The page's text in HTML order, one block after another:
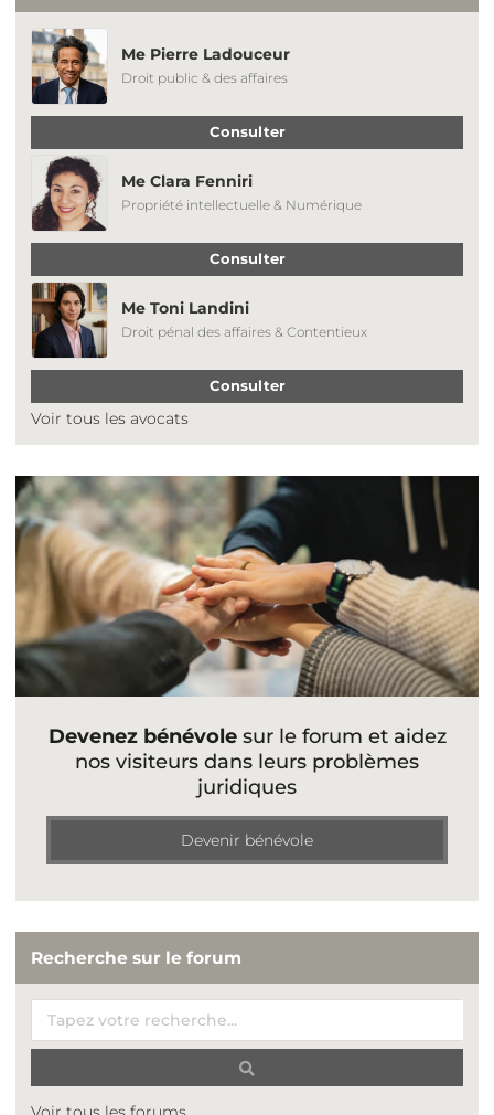
Me Pierre Ladouceur
Droit public & des affaires
Consulter
Me Clara Fenniri
Propriété intellectuelle & Numérique
Consulter
Me Toni Landini
Droit pénal des affaires & Contentieux
Consulter
Voir tous les avocats
Devenez bénévolesur le forum et aidez
nos visiteurs dans leurs problèmes
juridiques
Devenir bénévole
Recherche sur le forum